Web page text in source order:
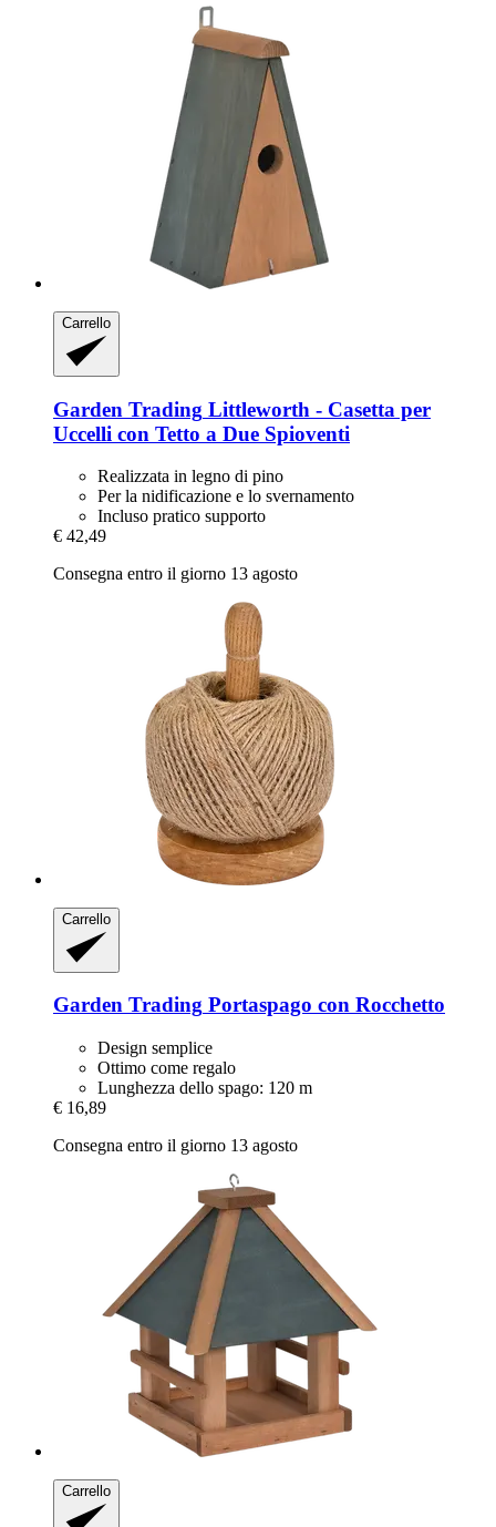
Carrello
Garden Trading Littleworth -​ Casetta per
Uccelli con Tetto a Due Spioventi
Realizzata in legno di pino
Per la nidificazione e lo svernamento
Incluso pratico supporto
€ 42,49
Consegna entro il giorno 13 agosto
Carrello
Garden Trading Portaspago con Rocchetto
Design semplice
Ottimo come regalo
Lunghezza dello spago: 120 m
€ 16,89
Consegna entro il giorno 13 agosto
Carrello